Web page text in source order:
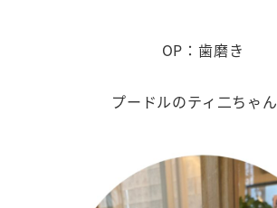
OP：歯磨き
プードルのティ二ちゃん